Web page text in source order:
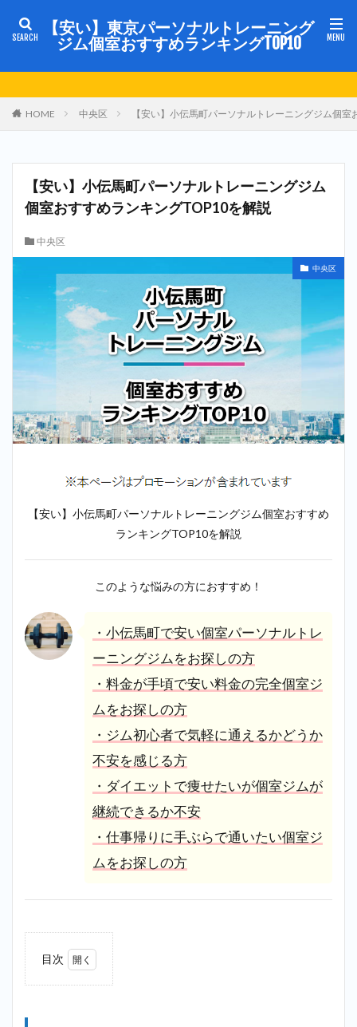
【安い】東京パーソナルトレーニング
ジム個室おすすめランキングTOP10
HOME 中央区 【安い】小伝馬町パーソナルトレーニングジム個
【安い】小伝馬町パーソナルトレーニングジム
個室おすすめランキングTOP10を解説
中央区
中央区
【安い】小伝馬町パーソナルトレーニングジム個室おすすめ
ランキングTOP10を解説
このような悩みの方におすすめ！
・小伝馬町で安い個室パーソナルトレ
ーニングジムをお探しの方
・料金が手頃で安い料金の完全個室ジ
ムをお探しの方
・ジム初心者で気軽に通えるかどうか
不安を感じる方
・ダイエットで痩せたいが個室ジムが
継続できるか不安
・仕事帰りに手ぶらで通いたい個室ジ
ムをお探しの方
目次